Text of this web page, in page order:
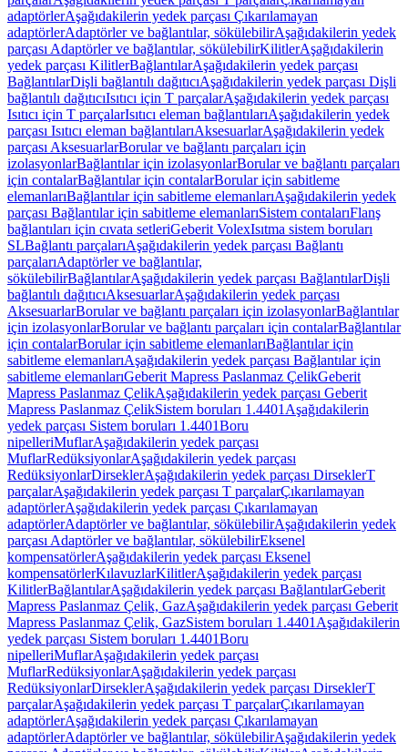
adaptörlerAşağıdakilerin yedek parçası Çıkarılamayan
adaptörlerAdaptörler ve bağlantılar, sökülebilirAşağıdakilerin yedek
parçası Adaptörler ve bağlantılar, sökülebilirKilitlerAşağıdakilerin
yedek parçası KilitlerBağlantılarAşağıdakilerin yedek parçası
BağlantılarDişli bağlantılı dağıtıcıAşağıdakilerin yedek parçası Dişli
bağlantılı dağıtıcıIsıtıcı için T parçalarAşağıdakilerin yedek parçası
Isıtıcı için T parçalarIsıtıcı eleman bağlantılarıAşağıdakilerin yedek
parçası Isıtıcı eleman bağlantılarıAksesuarlarAşağıdakilerin yedek
parçası AksesuarlarBorular ve bağlantı parçaları için
izolasyonlarBağlantılar için izolasyonlarBorular ve bağlantı parçaları
için contalarBağlantılar için contalarBorular için sabitleme
elemanlarıBağlantılar için sabitleme elemanlarıAşağıdakilerin yedek
parçası Bağlantılar için sabitleme elemanlarıSistem contalarıFlanş
bağlantıları için cıvata setleriGeberit VolexIsıtma sistem boruları
SLBağlantı parçalarıAşağıdakilerin yedek parçası Bağlantı
parçalarıAdaptörler ve bağlantılar,
sökülebilirBağlantılarAşağıdakilerin yedek parçası BağlantılarDişli
bağlantılı dağıtıcıAksesuarlarAşağıdakilerin yedek parçası
AksesuarlarBorular ve bağlantı parçaları için izolasyonlarBağlantılar
için izolasyonlarBorular ve bağlantı parçaları için contalarBağlantılar
için contalarBorular için sabitleme elemanlarıBağlantılar için
sabitleme elemanlarıAşağıdakilerin yedek parçası Bağlantılar için
sabitleme elemanlarıGeberit Mapress Paslanmaz ÇelikGeberit
Mapress Paslanmaz ÇelikAşağıdakilerin yedek parçası Geberit
Mapress Paslanmaz ÇelikSistem boruları 1.4401 Aşağıdakilerin
yedek parçası Sistem boruları 1.4401Boru
nipelleriMuflarAşağıdakilerin yedek parçası
MuflarRedüksiyonlarAşağıdakilerin yedek parçası
RedüksiyonlarDirseklerAşağıdakilerin yedek parçası DirseklerT
parçalarAşağıdakilerin yedek parçası T parçalarÇıkarılamayan
adaptörlerAşağıdakilerin yedek parçası Çıkarılamayan
adaptörlerAdaptörler ve bağlantılar, sökülebilirAşağıdakilerin yedek
parçası Adaptörler ve bağlantılar, sökülebilirEksenel
kompensatörlerAşağıdakilerin yedek parçası Eksenel
kompensatörlerKılavuzlarKilitlerAşağıdakilerin yedek parçası
KilitlerBağlantılarAşağıdakilerin yedek parçası BağlantılarGeberit
Mapress Paslanmaz Çelik, GazAşağıdakilerin yedek parçası Geberit
Mapress Paslanmaz Çelik, GazSistem boruları 1.4401 Aşağıdakilerin
yedek parçası Sistem boruları 1.4401Boru
nipelleriMuflarAşağıdakilerin yedek parçası
MuflarRedüksiyonlarAşağıdakilerin yedek parçası
RedüksiyonlarDirseklerAşağıdakilerin yedek parçası DirseklerT
parçalarAşağıdakilerin yedek parçası T parçalarÇıkarılamayan
adaptörlerAşağıdakilerin yedek parçası Çıkarılamayan
adaptörlerAdaptörler ve bağlantılar, sökülebilirAşağıdakilerin yedek